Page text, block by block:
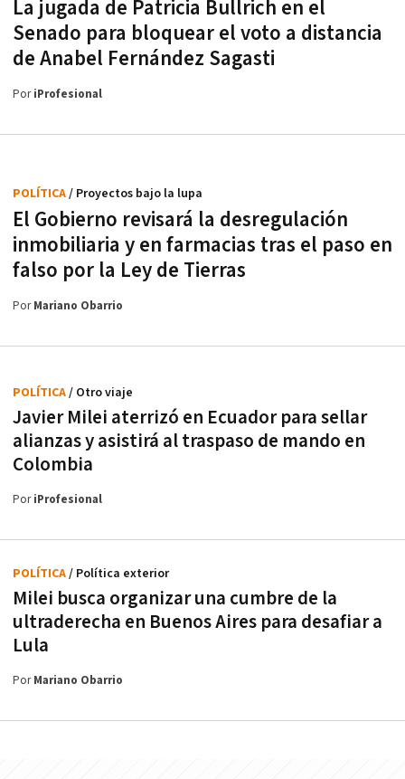
La jugada de Patricia Bullrich en el
Senado para bloquear el voto a distancia
de Anabel Fernández Sagasti
PoriProfesional
El Gobierno revisará la desregulación
inmobiliaria y en farmacias tras el paso en
falso por la Ley de Tierras
POLÍTICA/ Proyectos bajo la lupa
PorMariano Obarrio
Javier Milei aterrizó en Ecuador para sellar
alianzas y asistirá al traspaso de mando en
Colombia
POLÍTICA/ Otro viaje
PoriProfesional
Milei busca organizar una cumbre de la
ultraderecha en Buenos Aires para desafiar a
Lula
POLÍTICA/ Política exterior
PorMariano Obarrio